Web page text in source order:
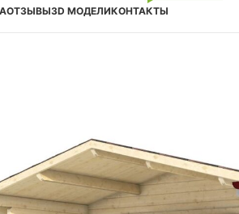
ОТЗЫВЫ3D МОДЕЛИКОНТАКТЫ